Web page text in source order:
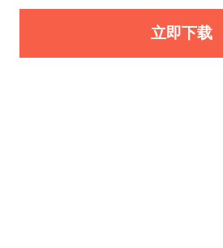
立即下载